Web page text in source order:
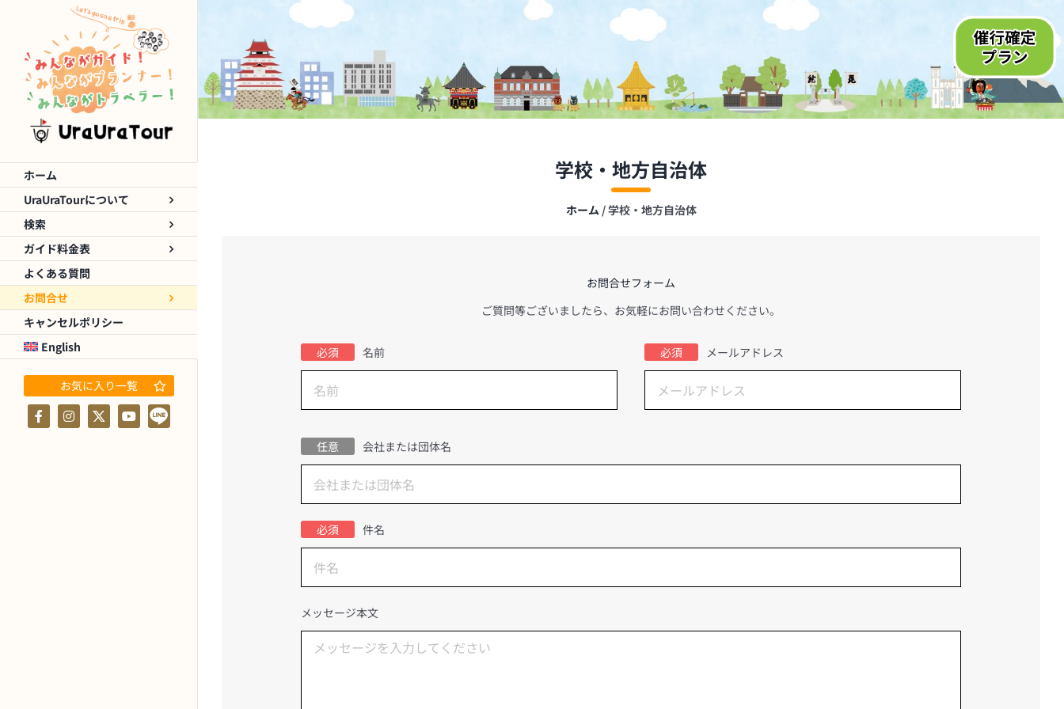
content
ホーム
UraUraTourについて
検索
ガイド料金表
よくある質問
お問合せ
キャンセルポリシー
English
お気に入り一覧
学校・地方自治体
ホーム/学校・地方自治体
お問合せフォーム
ご質問等ございましたら、お気軽にお問い合わせください。
必須 名前 必須 メールアドレス
任意 会社または団体名
必須 件名
メッセージ本文